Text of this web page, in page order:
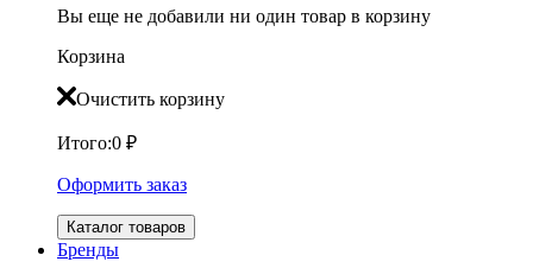
Вы еще не добавили ни один товар в корзину
Корзина
Очистить корзину
Итого:0 ₽
Оформить заказ
Каталог товаров
Бренды